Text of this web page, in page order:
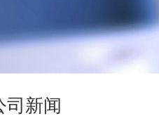
司新闻